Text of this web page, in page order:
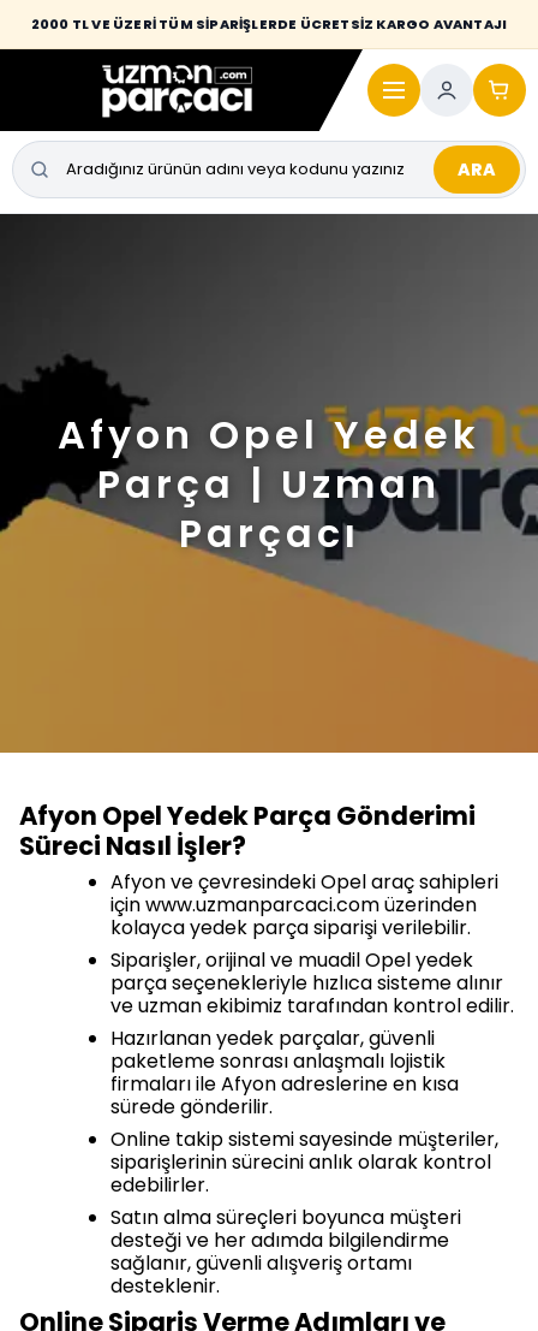
2000 TL VE ÜZERİ TÜM SİPARİŞLERDE ÜCRETSİZ KARGO AVANTAJI
ARA
Afyon Opel Yedek
Parça | Uzman
Parçacı
Afyon Opel Yedek Parça Gönderimi
Süreci Nasıl İşler?
Afyon ve çevresindeki Opel araç sahipleri
için www.uzmanparcaci.com üzerinden
kolayca yedek parça siparişi verilebilir.
Siparişler, orijinal ve muadil Opel yedek
parça seçenekleriyle hızlıca sisteme alınır
ve uzman ekibimiz tarafından kontrol edilir.
Hazırlanan yedek parçalar, güvenli
paketleme sonrası anlaşmalı lojistik
firmaları ile Afyon adreslerine en kısa
sürede gönderilir.
Online takip sistemi sayesinde müşteriler,
siparişlerinin sürecini anlık olarak kontrol
edebilirler.
Satın alma süreçleri boyunca müşteri
desteği ve her adımda bilgilendirme
sağlanır, güvenli alışveriş ortamı
desteklenir.
Online Sipariş Verme Adımları ve